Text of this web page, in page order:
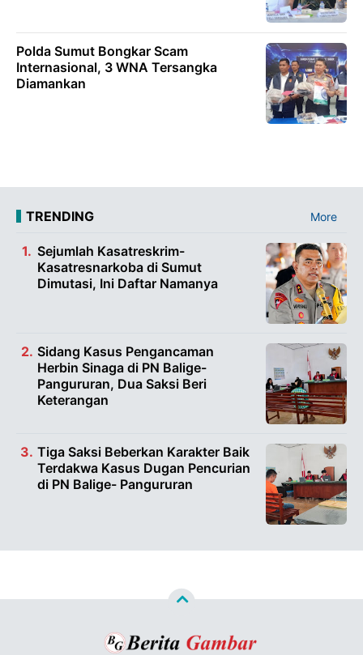
Polda Sumut Bongkar Scam
Internasional, 3 WNA Tersangka
Diamankan
TRENDING More
Sejumlah Kasatreskrim-
Kasatresnarkoba di Sumut
Dimutasi, Ini Daftar Namanya
Sidang Kasus Pengancaman
Herbin Sinaga di PN Balige-
Pangururan, Dua Saksi Beri
Keterangan
Tiga Saksi Beberkan Karakter Baik
Terdakwa Kasus Dugan Pencurian
di PN Balige- Pangururan